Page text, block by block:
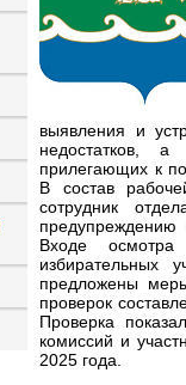
выявления и
недостатков,
прилегающих к
В состав
сотрудник
предупреждению
Входе осмотра
избирательных
предложены
проверок
Проверка
комиссий и
2025 года.